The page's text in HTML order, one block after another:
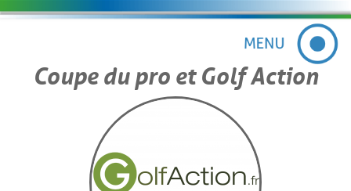
Coupe du pro et Golf Action